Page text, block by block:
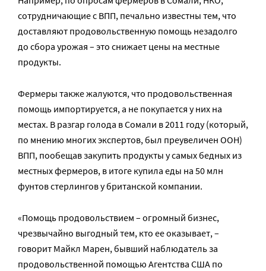
сотрудничающие с ВПП, печально известны тем, что
доставляют продовольственную помощь незадолго
до сбора урожая – это снижает цены на местные
продукты.
Фермеры также жалуются, что продовольственная
помощь импортируется, а не покупается у них на
местах. В разгар голода в Сомали в 2011 году (который,
по мнению многих экспертов, был преувеличен ООН)
ВПП, пообещав закупить продукты у самых бедных из
местных фермеров, в итоге купила еды на 50 млн
фунтов стерлингов у британской компании.
«Помощь продовольствием – огромный бизнес,
чрезвычайно выгодный тем, кто ее оказывает, –
говорит Майкл Марен, бывший наблюдатель за
продовольственной помощью Агентства США по